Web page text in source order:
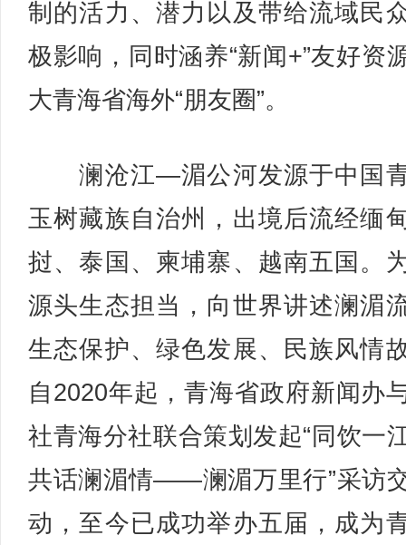
制的活力、潜力以及带给流域民
极影响，同时涵养“新闻+”友好资
大青海省海外“朋友圈”。
澜沧江—湄公河发源于中国
玉树藏族自治州，出境后流经缅
挝、泰国、柬埔寨、越南五国。
源头生态担当，向世界讲述澜湄
生态保护、绿色发展、民族风情
自2020年起，青海省政府新闻办
社青海分社联合策划发起“同饮一
共话澜湄情——澜湄万里行”采访
动，至今已成功举办五届，成为